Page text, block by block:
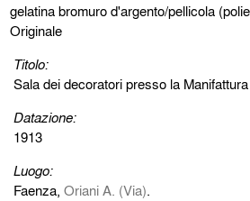
gelatina bromuro d'argento/pellicola
Originale
Titolo:
Sala dei decoratori presso la
Datazione:
1913
Luogo:
Faenza,Oriani A. (Via).